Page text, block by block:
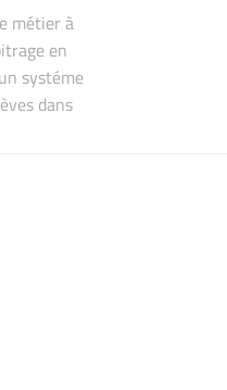
métier à
en
systéme
dans